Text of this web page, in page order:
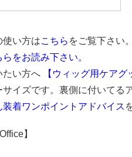
使い方はこちら をご覧下さい。
をお読み下さい。
たい方へ
【ウィッグ用ケアグ
イズです。裏側に付いてる
装着ワンポイントアドバイス
】